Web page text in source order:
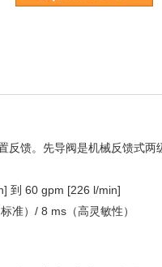
馈。先导阀是机械反馈式两
到 60 gpm [226 l/min]
准）/ 8 ms（高灵敏性）